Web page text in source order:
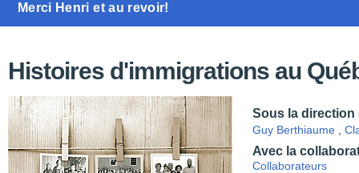
Merci Henri et au revoir!
Histoires d'immigrations au
Sous la direction
Guy Berthiaume
Avec la
Collaborateurs